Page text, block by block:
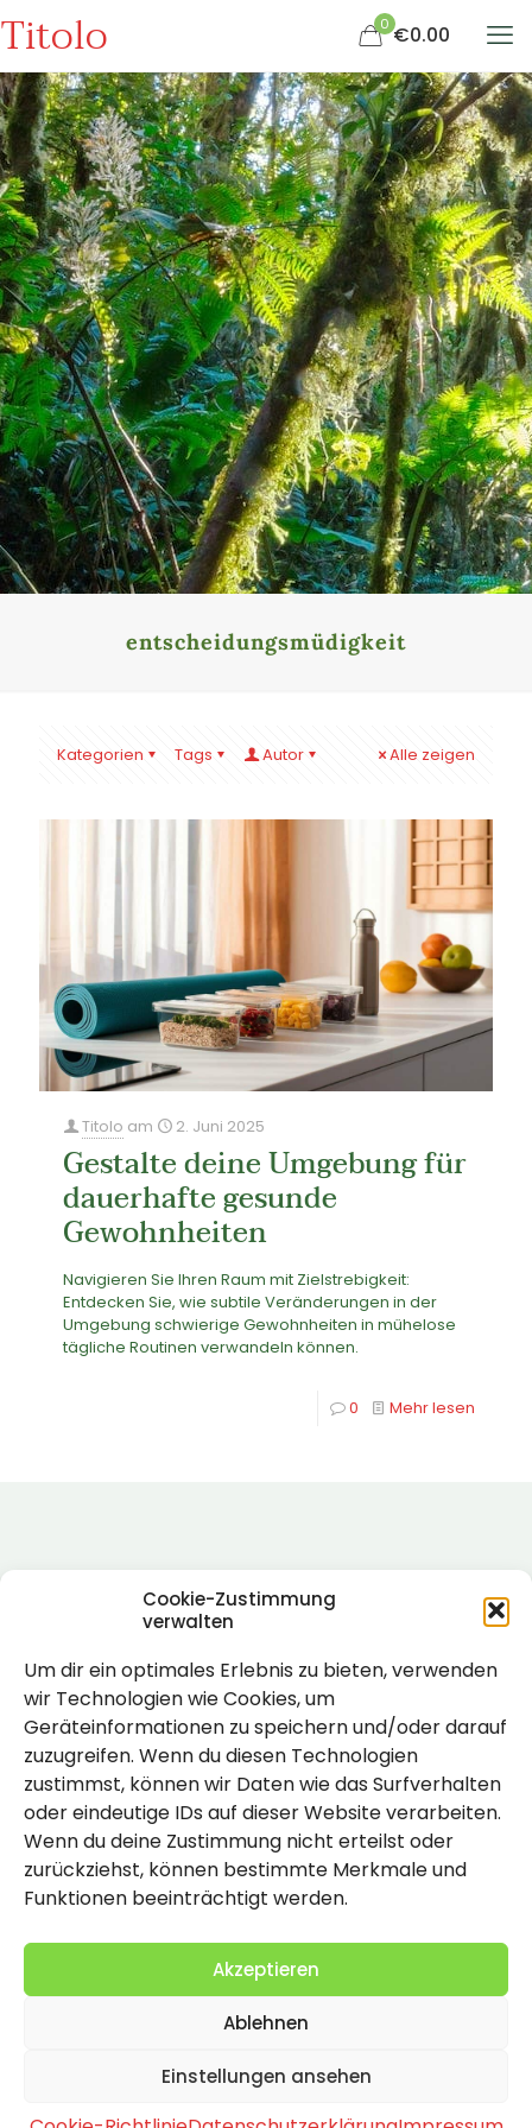
Cookie-Zustimmung
verwalten
Um dir ein optimales Erlebnis zu bieten, verwenden
wir Technologien wie Cookies, um
Geräteinformationen zu speichern und/oder darauf
zuzugreifen. Wenn du diesen Technologien
zustimmst, können wir Daten wie das Surfverhalten
oder eindeutige IDs auf dieser Website verarbeiten.
Wenn du deine Zustimmung nicht erteilst oder
zurückziehst, können bestimmte Merkmale und
Funktionen beeinträchtigt werden.
Akzeptieren
Ablehnen
Einstellungen ansehen
Titolo 0 €0.00
entscheidungsmüdigkeit
Kategorien Tags Autor Alle zeigen
Titolo am 2. Juni 2025
Gestalte deine Umgebung für
dauerhafte gesunde
Gewohnheiten
Navigieren Sie Ihren Raum mit Zielstrebigkeit:
Entdecken Sie, wie subtile Veränderungen in der
Umgebung schwierige Gewohnheiten in mühelose
tägliche Routinen verwandeln können.
0 Mehr lesen
Rechtlich
Impressum
Datenschutzerklärung
Cookie-Richtlinie (EU)